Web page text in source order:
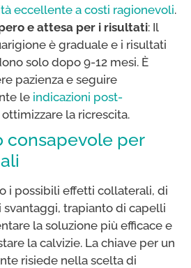
eccellente a costi ragionevoli.
e attesa per i risultati: Il
è graduale e i risultati
solo dopo 9-12 mesi. È
pazienza e seguire
le indicazioni post-
la ricrescita.
consapevole per
i possibili effetti collaterali, di
svantaggi, trapianto di capelli
la soluzione più efficace e
la calvizie. La chiave per un
risiede nella scelta di